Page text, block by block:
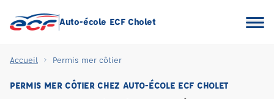
Auto-école ECF Cholet
Accueil Permis mer côtier
PERMIS MER CÔTIER CHEZ AUTO-ÉCOLE ECF CHOLET